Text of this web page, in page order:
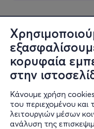
κορυφαία
στην
Κάνουμε χρήση
του περιεχομένου
λειτουργιών μέσων
ανάλυση της
Πληροφορίες
Υποστήριξη
Stay Connected